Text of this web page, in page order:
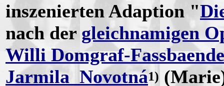
inszenierten Adaption "
nach der gleichnamigen
Willi Domgraf-
Jarmila Novotná1)